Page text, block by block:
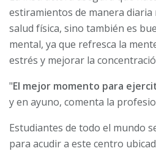
estiramientos de manera diaria
salud física, sino también es
mental, ya que refresca la
estrés y mejorar la
"El mejor momento para
y en ayuno, comenta la
Estudiantes de todo el mundo
para acudir a este centro